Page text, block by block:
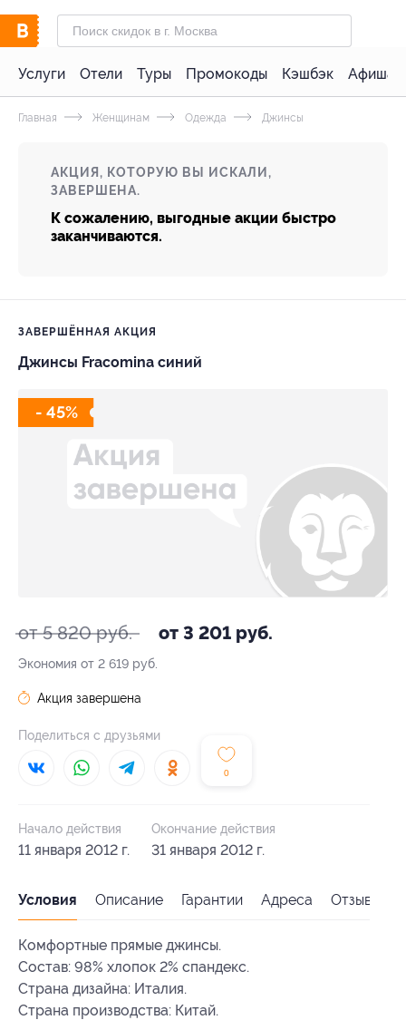
Услуги Отели Туры Промокоды Кэшбэк Афиша
Главная Женщинам Одежда Джинсы
АКЦИЯ, КОТОРУЮ ВЫ ИСКАЛИ,
ЗАВЕРШЕНА.
К сожалению, выгодные акции быстро
заканчиваются.
ЗАВЕРШЁННАЯ АКЦИЯ
Джинсы Fracomina синий
- 45%
от 5 820 руб. от 3 201 руб.
Экономия от 2 619 руб.
0
Акция завершена
Поделиться с друзьями
Начало действия
11 января 2012 г.
Окончание действия
31 января 2012 г.
Условия Описание Гарантии Адреса Отзывы
Комфортные прямые джинсы.
Состав: 98% хлопок 2% спандекс.
Страна дизайна: Италия.
Страна производства: Китай.